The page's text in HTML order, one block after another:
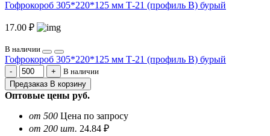
Гофрокороб 305*220*125 мм Т-21 (профиль B) бурый
17.00 ₽
В наличии
Гофрокороб 305*220*125 мм Т-21 (профиль B) бурый
В наличии
Предзаказ В корзину
Оптовые цены руб.
от 500 Цена по запросу
от 200 шт. 24.84 ₽